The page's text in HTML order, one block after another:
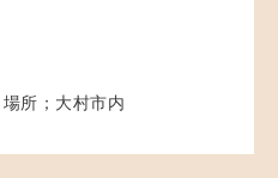
所；大村市内